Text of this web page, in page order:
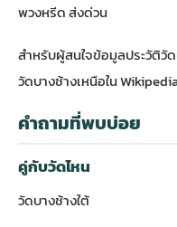
พวงหรีด ส่งด่วน
สำหรับผู้สนใจข้อมูลประวัติวั
วัดบางช้างเหนือใน
คำถามที่พบบ่อย
คู่กับวัดไหน
วัดบางช้างใต้